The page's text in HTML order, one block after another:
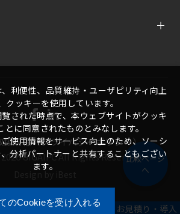
比較ページ
へ
2026GIGAIPCAll Rights Reserved.
扱規程（プライバシーポリシー）
お見積り・導入
利便性、品質維持・ユーザピリティ向上
クッキーを使用しています。
された時点で、本ウェブサイトがクッキ
とに同意されたものとみなします。
使用情報をサービス向上のため、ソーシ
分析パートナーと共有することもござい
ます。
のCookieを受け入れる